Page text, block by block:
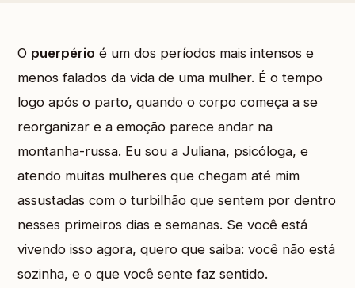
O puerpério é um dos períodos mais intensos e
menos falados da vida de uma mulher. É o tempo
logo após o parto, quando o corpo começa a se
reorganizar e a emoção parece andar na
montanha-russa. Eu sou a Juliana, psicóloga, e
atendo muitas mulheres que chegam até mim
assustadas com o turbilhão que sentem por dentro
nesses primeiros dias e semanas. Se você está
vivendo isso agora, quero que saiba: você não está
sozinha, e o que você sente faz sentido.